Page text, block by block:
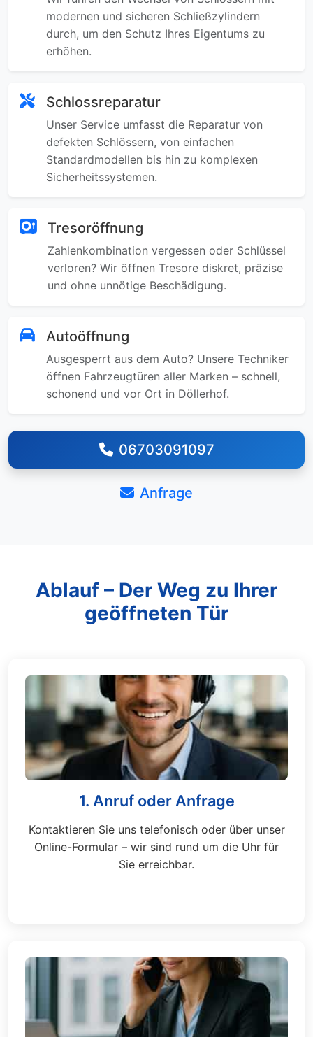
modernen und sicheren Schließzylindern
durch, um den Schutz Ihres Eigentums zu
erhöhen.
Schlossreparatur
Unser Service umfasst die Reparatur von
defekten Schlössern, von einfachen
Standardmodellen bis hin zu komplexen
Sicherheitssystemen.
Tresoröffnung
Zahlenkombination vergessen oder Schlüssel
verloren? Wir öffnen Tresore diskret, präzise
und ohne unnötige Beschädigung.
Autoöffnung
Ausgesperrt aus dem Auto? Unsere Techniker
öffnen Fahrzeugtüren aller Marken – schnell,
schonend und vor Ort in Döllerhof.
06703091097
Anfrage
Ablauf – Der Weg zu Ihrer
geöffneten Tür
1. Anruf oder Anfrage
Kontaktieren Sie uns telefonisch oder über unser
Online-Formular – wir sind rund um die Uhr für
Sie erreichbar.